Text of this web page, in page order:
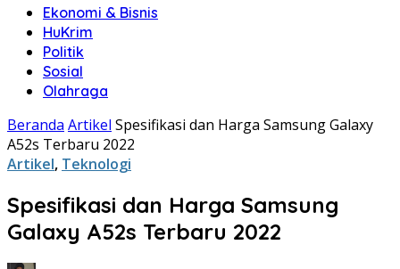
Ekonomi & Bisnis
HuKrim
Politik
Sosial
Olahraga
Beranda Artikel Spesifikasi dan Harga Samsung Galaxy
A52s Terbaru 2022
Artikel, Teknologi
Spesifikasi dan Harga Samsung
Galaxy A52s Terbaru 2022